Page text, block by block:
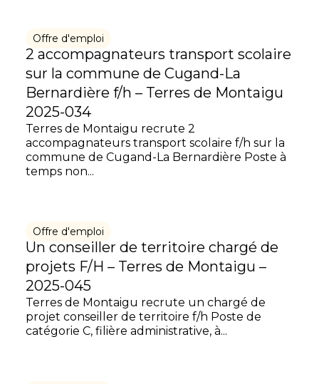
Offre d'emploi
2 accompagnateurs transport scolaire
sur la commune de Cugand-La
Bernardière f/h – Terres de Montaigu
2025-034
Terres de Montaigu recrute 2
accompagnateurs transport scolaire f/h sur la
commune de Cugand-La Bernardière Poste à
temps non...
Offre d'emploi
Un conseiller de territoire chargé de
projets F/H – Terres de Montaigu –
2025-045
Terres de Montaigu recrute un chargé de
projet conseiller de territoire f/h Poste de
catégorie C, filière administrative, à...